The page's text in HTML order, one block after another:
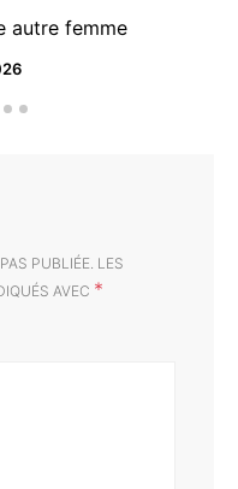
autre femme
PUBLIÉE. LES
AVEC *